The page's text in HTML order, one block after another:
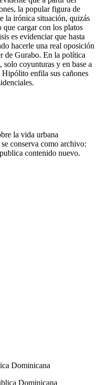
la popular figura de
la irónica situación, quizás
cargar con los platos
es evidenciar que hasta
hacerle una real oposición
de Gurabo. En la política
coyunturas y en base a
enfila sus cañones
la vida urbana
conserva como archivo:
contenido nuevo.
Dominicana
Dominicana